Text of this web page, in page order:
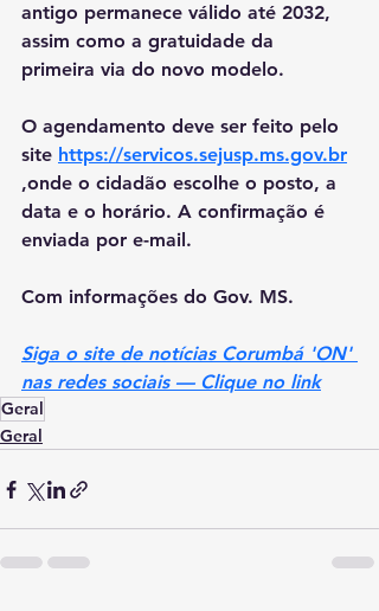
antigo permanece válido até 2032,
assim como a gratuidade da
primeira via do novo modelo.
O agendamento deve ser feito pelo
site https://servicos.sejusp.ms.gov.br
,onde o cidadão escolhe o posto, a
data e o horário. A confirmação é
enviada por e-mail.
Com informações do Gov. MS.
Siga o site de notícias Corumbá 'ON'
nas redes sociais — Clique no link
Geral
Geral